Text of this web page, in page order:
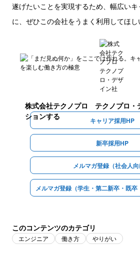
遂げたいことを実現するため、幅広い
に、ぜひこの会社をうまく利用してほし
株式会社テクノプロ テクノプロ・
ションする
キャリア採用HP
新卒採用HP
メルマガ登録（社会人向
メルマガ登録（学生・第二新卒・既卒
このコンテンツのカテゴリ
エンジニア 働き方 やりがい